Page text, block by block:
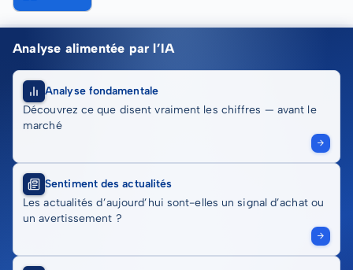
Analyse alimentée par l’IA
Analyse fondamentale
Découvrez ce que disent vraiment les chiffres — avant le
marché
Sentiment des actualités
Les actualités d’aujourd’hui sont-elles un signal d’achat ou
un avertissement ?